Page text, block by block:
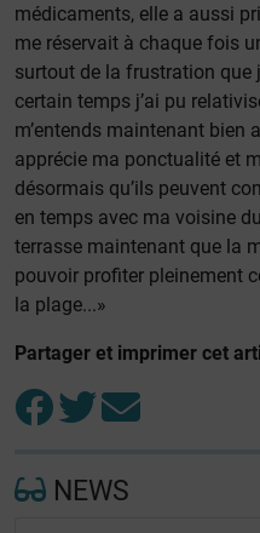
médicaments, elle a aussi
me réservait à chaque fois
surtout de la frustration que
certain temps j’ai pu
m’entends maintenant bien
apprécie ma ponctualité et
désormais qu’ils peuvent
en temps avec ma voisine
terrasse maintenant que la
pouvoir profiter pleinement
la plage...»
Partager et imprimer cet
NEWS